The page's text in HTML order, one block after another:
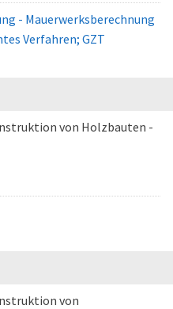
- Mauerwerksberechnung
Verfahren; GZT
von Holzbauten -
von